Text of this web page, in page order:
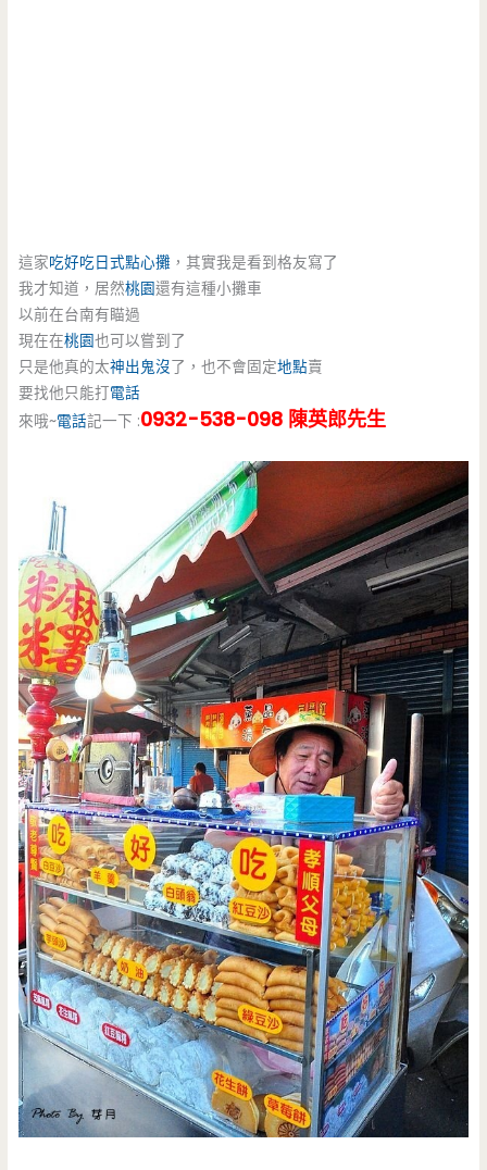
這家吃好吃日式點心攤 ，其實我是看到格友寫了
我才知道，居然桃園還有這種小攤車
以前在台南有瞄過
現在在桃園也可以嘗到了
只是他真的太神出鬼沒了，也不會固定地點賣
要找他只能打電話
來哦~電話記一下 :0932-538-098 陳英郎先生